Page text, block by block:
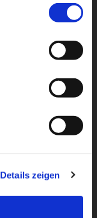
Details zeigen